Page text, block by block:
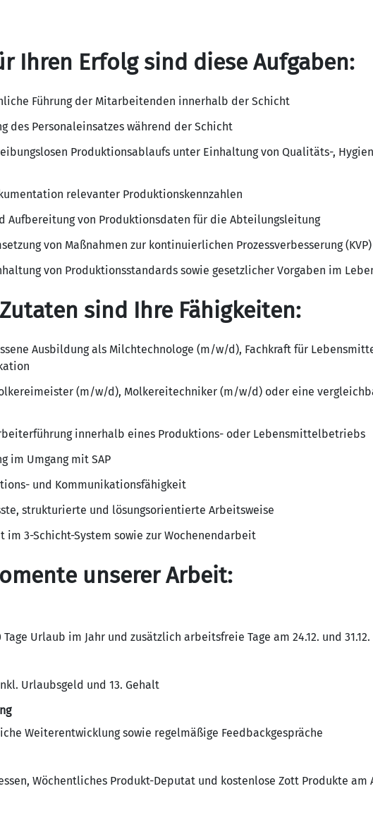
Ihren Erfolg sind diese Aufgaben:
Führung der Mitarbeitenden innerhalb der Schicht
des Personaleinsatzes während der Schicht
Produktionsablaufs unter Einhaltung von Qualitäts-,
relevanter Produktionskennzahlen
Aufbereitung von Produktionsdaten für die Abteilungsleitung
von Maßnahmen zur kontinuierlichen Prozessverbesserung (KVP)
von Produktionsstandards sowie gesetzlicher Vorgaben im
sind Ihre Fähigkeiten:
Ausbildung als Milchtechnologe (m/w/d), Fachkraft für
(m/w/d), Molkereitechniker (m/w/d) oder eine
innerhalb eines Produktions- oder Lebensmittelbetriebs
im Umgang mit SAP
und Kommunikationsfähigkeit
strukturierte und lösungsorientierte Arbeitsweise
im 3-Schicht-System sowie zur Wochenendarbeit
unserer Arbeit:
Urlaub im Jahr und zusätzlich arbeitsfreie Tage am 24.12. und 31.12.
Urlaubsgeld und 13. Gehalt
Weiterentwicklung sowie regelmäßige Feedbackgespräche
Wöchentliches Produkt-Deputat und kostenlose Zott Produkte